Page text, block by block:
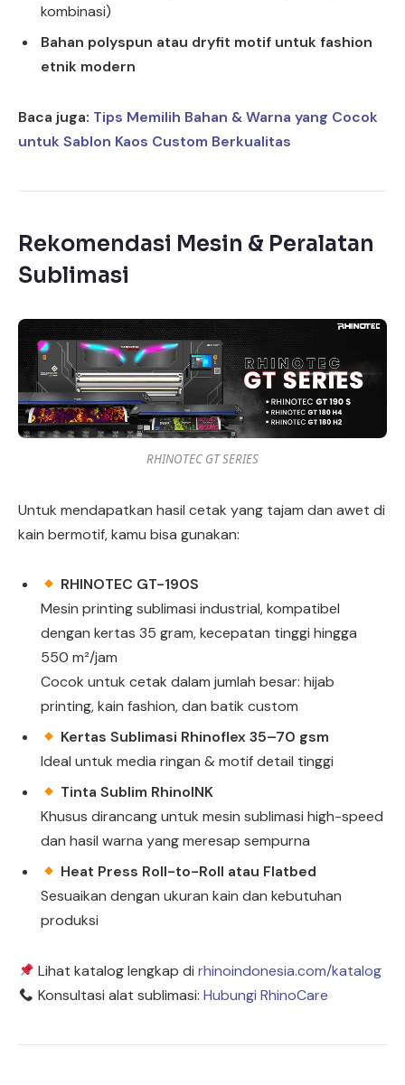
kombinasi)
Bahan polyspun atau dryfit motif untuk fashion
etnik modern
Baca juga: Tips Memilih Bahan & Warna yang Cocok
untuk Sablon Kaos Custom Berkualitas
Rekomendasi Mesin & Peralatan
Sublimasi
RHINOTEC GT SERIES
Untuk mendapatkan hasil cetak yang tajam dan awet di
kain bermotif, kamu bisa gunakan:
RHINOTEC GT-190S
Mesin printing sublimasi industrial, kompatibel
dengan kertas 35 gram, kecepatan tinggi hingga
550 m²/jam
Cocok untuk cetak dalam jumlah besar: hijab
printing, kain fashion, dan batik custom
Kertas Sublimasi Rhinoflex 35–70 gsm
Ideal untuk media ringan & motif detail tinggi
Tinta Sublim RhinoINK
Khusus dirancang untuk mesin sublimasi high-speed
dan hasil warna yang meresap sempurna
Heat Press Roll-to-Roll atau Flatbed
Sesuaikan dengan ukuran kain dan kebutuhan
produksi
Lihat katalog lengkap dirhinoindonesia.com/katalog
Konsultasi alat sublimasi:Hubungi RhinoCare